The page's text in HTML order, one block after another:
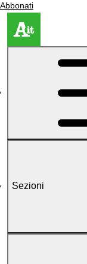
Abbonati
Sezioni